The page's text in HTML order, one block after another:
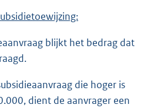
blijkt het bedrag dat
die hoger is
dient de aanvrager een